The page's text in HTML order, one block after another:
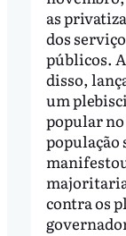
as
dos
públicos.
disso,
um
popular
população
contra os